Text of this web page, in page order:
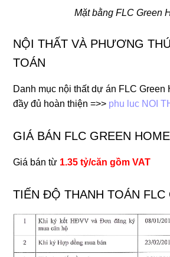
Mặt bằng FLC Green
NỘI THẤT VÀ PHƯƠNG
TOÁN
Danh mục nội thất dự án FLC Green
đầy đủ hoàn thiện =>> phu luc NOI
GIÁ BÁN FLC GREEN
Giá bán từ 1.35 tỷ/căn gồm VAT
TIẾN ĐỘ THANH TOÁN FLC